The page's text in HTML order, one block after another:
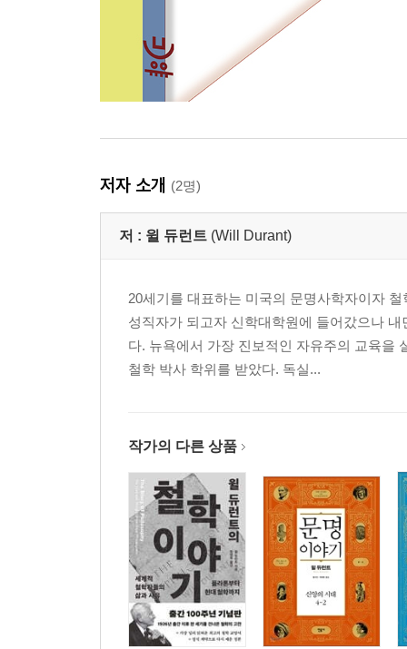
저자 소개 (2명)
저 : 윌 듀런트 (Will Durant)
20세기를 대표하는 미국의 문명사학자이자
성직자가 되고자 신학대학원에 들어갔으나
다. 뉴욕에서 가장 진보적인 자유주의 교육을
철학 박사 학위를 받았다. 독실...
작가의 다른 상품